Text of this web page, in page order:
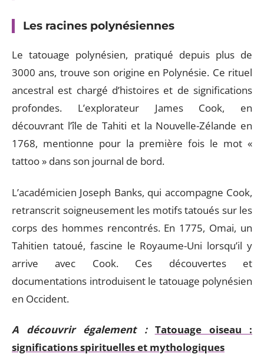
Les racines polynésiennes
Le tatouage polynésien, pratiqué depuis plus de
3000 ans, trouve son origine en Polynésie. Ce rituel
ancestral est chargé d’histoires et de significations
profondes. L’explorateur James Cook, en
découvrant l’île de Tahiti et la Nouvelle-Zélande en
1768, mentionne pour la première fois le mot «
tattoo » dans son journal de bord.
L’académicien Joseph Banks, qui accompagne Cook,
retranscrit soigneusement les motifs tatoués sur les
corps des hommes rencontrés. En 1775, Omai, un
Tahitien tatoué, fascine le Royaume-Uni lorsqu’il y
arrive avec Cook. Ces découvertes et
documentations introduisent le tatouage polynésien
en Occident.
A découvrir également : Tatouage oiseau :
significations spirituelles et mythologiques